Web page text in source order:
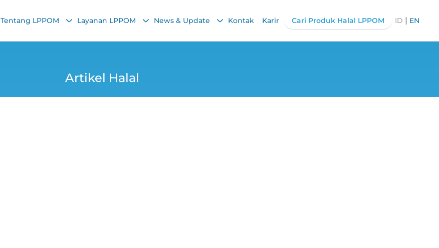
Tentang LPPOM Layanan LPPOM News & Update Kontak Karir Cari Produk Halal LPPOM ID | EN
Artikel Halal